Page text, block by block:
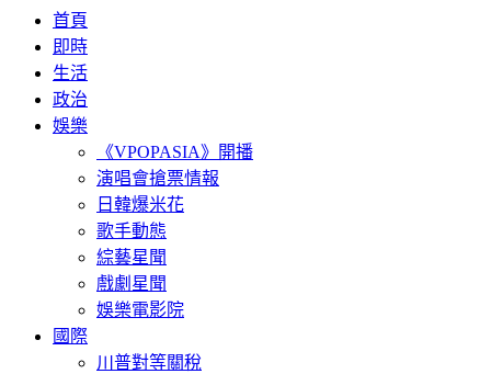
首頁
即時
生活
政治
娛樂
《VPOPASIA》開播
演唱會搶票情報
日韓爆米花
歌手動態
綜藝星聞
戲劇星聞
娛樂電影院
國際
川普對等關稅